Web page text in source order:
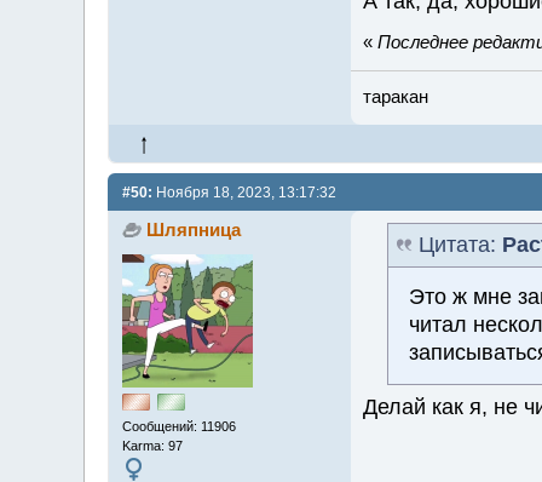
« Последнее
таракан
#50: Ноября 18, 2023, 13:17:32
Шляпница
Сообщений: 11906
Karma: 97
Цитата:
Это ж мне
читал
Делай как я, не